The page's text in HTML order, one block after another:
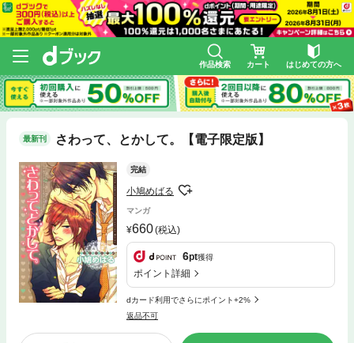
作品検索 カート はじめての方へ
最新刊 さわって、とかして。【電子限定版】
完結
小鳩めばる
マンガ
660(税込)
6pt獲得
ポイント詳細
dカード利用でさらにポイント+2%
返品不可